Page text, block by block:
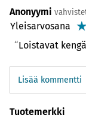
Anonyymi
Yleisarvosana ☆
Loistavat
Lisää kommentti
Tuotemerkki